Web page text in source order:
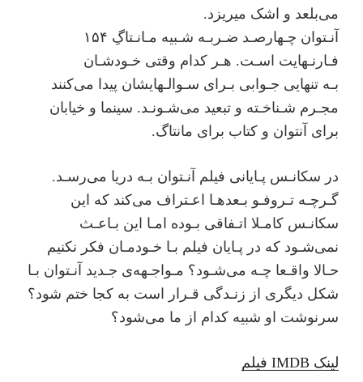
می‌بلعد و اﺷﮏ ﻣﯿﺮﯾﺰد.
آﻧـﺘﻮان ﭼـﻬﺎرﺻـﺪ ﺿـﺮﺑـﻪ ﺷـﺒﯿﻪ ﻣـﺎﻧـﺘﺎگِ ۱۵۴
ﻓـﺎرﻧـﻬﺎﯾﺖ اﺳـﺖ. ﻫـﺮ ﮐﺪام وﻗﺘﯽ ﺧـﻮدﺷـﺎن
ﺑـﻪ تنهایی ﺟـﻮاﺑﯽ ﺑـﺮای ﺳـﻮاﻟـﻬﺎﯾﺸﺎن ﭘﯿﺪا ﻣﯽﮐﻨﻨﺪ
ﻣﺠـﺮم ﺷـﻨﺎﺧـﺘﻪ و ﺗﺒﻌﯿﺪ ﻣﯽﺷـﻮﻧـﺪ. ﺳﯿﻨﻤﺎ و ﺧﯿﺎﺑﺎن
ﺑﺮای آﻧﺘﻮان و ﮐﺘﺎب ﺑﺮای ﻣﺎﻧﺘﺎگ.
در ﺳﮑﺎﻧـﺲ ﭘـﺎﯾﺎﻧﯽ ﻓﯿﻠﻢ آﻧـﺘﻮان ﺑـﻪ درﯾﺎ ﻣﯽرﺳـﺪ.
ﮔـﺮﭼـﻪ ﺗـﺮوﻓـﻮ ﺑـﻌﺪﻫـﺎ اﻋـﺘﺮاف ﻣﯽﮐﻨﺪ ﮐﻪ اﯾﻦ
ﺳﮑﺎﻧـﺲ ﮐﺎﻣـﻼ اﺗـﻔﺎﻗﯽ ﺑـﻮده اﻣـﺎ اﯾﻦ ﺑـﺎﻋـﺚ
ﻧﻤﯽﺷـﻮد ﮐﻪ در ﭘـﺎﯾﺎن ﻓﯿﻠﻢ ﺑـﺎ ﺧـﻮدﻣـﺎن ﻓﮑﺮ ﻧﮑﻨﯿﻢ
ﺣـﺎﻻ واﻗـﻌﺎ ﭼـﻪ ﻣﯽﺷـﻮد؟ ﻣـﻮاﺟـﻬﻪی ﺟـﺪﯾﺪ آﻧـﺘﻮان ﺑـﺎ
ﺷﮑﻞ دﯾﮕﺮی از زﻧـﺪﮔﯽ ﻗـﺮار اﺳﺖ ﺑﻪ ﮐﺠﺎ ﺧﺘﻢ ﺷﻮد؟
ﺳﺮﻧﻮﺷﺖ او ﺷﺒﯿﻪ ﮐﺪام از ﻣﺎ ﻣﯽﺷﻮد؟
لینک ‌IMDB فیلم